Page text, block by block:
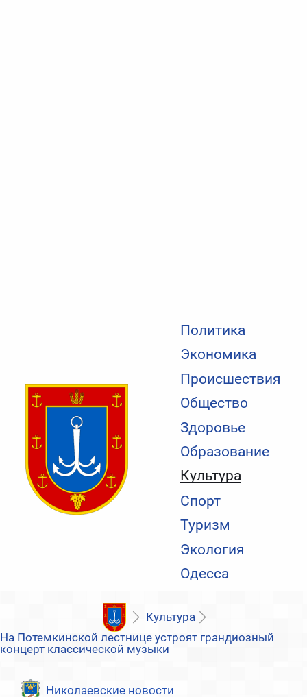
Политика
Экономика
Происшествия
Общество
Здоровье
Образование
Культура
Спорт
Туризм
Экология
Одесса
Культура
На Потемкинской лестнице устроят грандиозный
концерт классической музыки
Николаевские новости